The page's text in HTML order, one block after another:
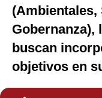
Club del Suscriptor
Mix
(Ambientales,
Gobernanza),
buscan
objetivos en